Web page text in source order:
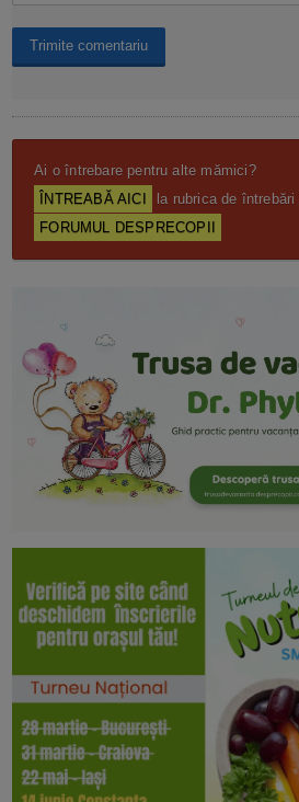
Ai o întrebare pentru alte mămici?
ÎNTREABĂ AICI
la rubrica de
FORUMUL DESPRECOPII